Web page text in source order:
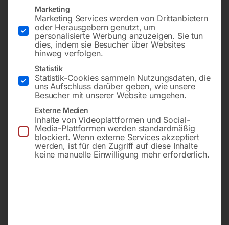
21,00
inkl. MwSt. zzgl.Versandkosten
Lieferzeit:ca. 2 - 3 Tage
Versandkosten Standard (Österreich):
Bitte beachten Sie: Die Versandkosten gelten für Österreich.
Andere Länder können abweichen.
In den Warenkorb
Marketing
Marketing Services werden von Drittanbietern
oder Herausgebern genutzt, um
personalisierte Werbung anzuzeigen. Sie tun
dies, indem sie Besucher über Websites
hinweg verfolgen.
Statistik
Statistik-Cookies sammeln Nutzungsdaten, die
uns Aufschluss darüber geben, wie unsere
Besucher mit unserer Website umgehen.
Externe Medien
Inhalte von Videoplattformen und Social-
Media-Plattformen werden standardmäßig
blockiert. Wenn externe Services akzeptiert
werden, ist für den Zugriff auf diese Inhalte
keine manuelle Einwilligung mehr erforderlich.